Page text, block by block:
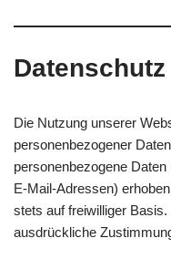
Datenschutz
Die Nutzung unserer
personenbezogener
personenbezogene
E-Mail-Adressen)
stets auf freiwilliger
ausdrückliche